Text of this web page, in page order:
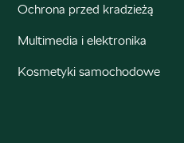
Ochrona przed kradzieżą
Multimedia i elektronika
Kosmetyki samochodowe